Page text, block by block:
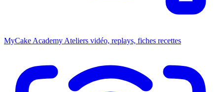
MyCake Academy Ateliers vidéo, replays, fiches recettes